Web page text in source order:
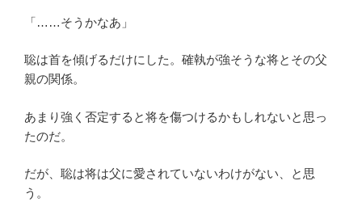
「……そうかなあ」
聡は首を傾げるだけにした。確執が強そうな将とその父
親の関係。
あまり強く否定すると将を傷つけるかもしれないと思っ
たのだ。
だが、聡は将は父に愛されていないわけがない、と思
う。